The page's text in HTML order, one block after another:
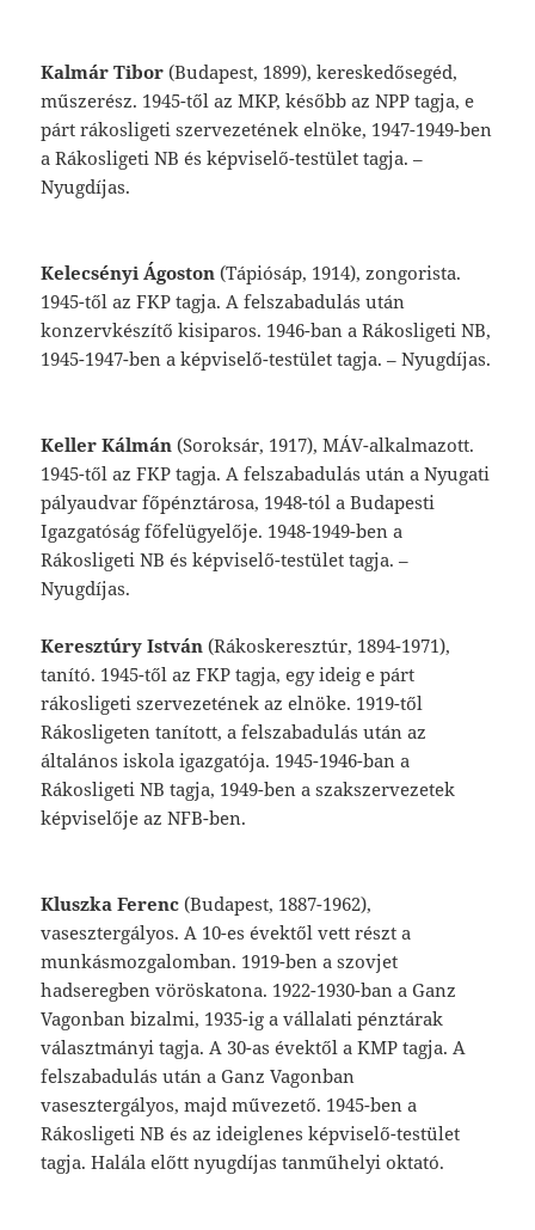
KalmárTibor (Budapest, 1899),kereskedősegéd,
műszerész. 1945-tőlazMKP,későbbazNPPtagja,e
pártrákosligeti szervezeténekelnöke, 1947-1949-ben
aRákosligeti NBésképviselő-testülettagja.–
Nyugdíjas.
KelecsényiÁgoston(Tápiósáp, 1914),zongorista.
1945-tőlazFKPtagja.Afelszabadulásután
konzervkészítőkisiparos. 1946-banaRákosligeti NB,
1945-1947-benaképviselő-testület tagja.–Nyugdíjas.
KellerKálmán(Soroksár, 1917),MÁV-alkalmazott.
1945-tőlazFKPtagja.AfelszabadulásutánaNyugati
pályaudvarfőpénztárosa, 1948-tólaBudapesti
Igazgatóságfőfelügyelője. 1948-1949-bena
Rákosligeti NBésképviselő-testülettagja.–
Nyugdíjas.
Keresztúry István (Rákoskeresztúr, 1894-1971),
tanító. 1945-től az FKP tagja, egy ideig e párt
rákosligeti szervezetének az elnöke. 1919-től
Rákosligeten tanított,afelszabadulásutánaz
általánosiskolaigazgatója. 1945-1946-bana
Rákosligeti NBtagja, 1949-benaszakszervezetek
képviselőjeazNFB-ben.
Kluszka Ferenc(Budapest, 1887-1962),
vasesztergályos.A 10-esévektőlvettrészta
munkásmozgalomban. 1919-benaszovjet
hadseregbenvöröskatona. 1922-1930-banaGanz
Vagonbanbizalmi, 1935-igavállalatipénztárak
választmányitagja.A 30-asévektőlaKMPtagja.A
felszabadulásutánaGanzVagonban
vasesztergályos,majdművezető. 1945-bena
Rákosligeti NBésazideiglenesképviselő-testület
tagja.Halálaelőttnyugdíjastanműhelyioktató.